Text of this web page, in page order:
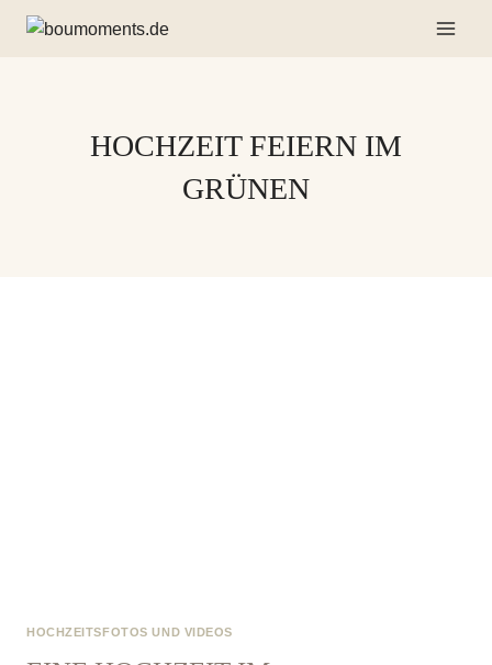
Zum
HOCHZEIT FEIERN IM
GRÜNEN
HOCHZEITSFOTOS UND VIDEOS